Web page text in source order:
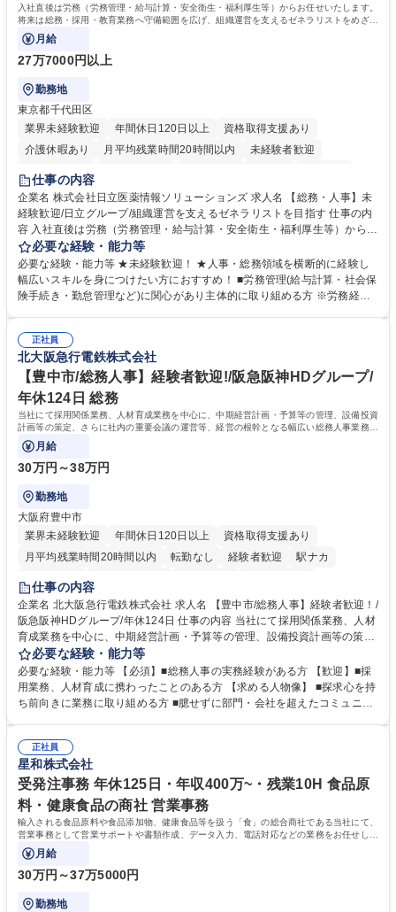
入社直後は労務（労務管理・給与計算・安全衛生・福利厚生等）からお任せいたします。
将来は総務・採用・教育業務へ守備範囲を広げ、組織運営を支えるゼネラリストをめざせ
ます。
月給
27万7000円以上
勤務地
東京都千代田区
業界未経験歓迎
年間休日120日以上
資格取得支援あり
介護休暇あり
月平均残業時間20時間以内
未経験者歓迎
住宅手当あり
育休あり
完全週休2日制 交通費支給 土日祝休み 寮・社宅あり
仕事の内容
企業名 株式会社日立医薬情報ソリューションズ 求人名 【総務・人事】未
経験歓迎/日立グループ/組織運営を支えるゼネラリストを目指す 仕事の内
容 入社直後は労務（労務管理・給与計算・安全衛生・福利厚生等）からお
任せいたします。将来は総務・採用・教育業務へ守備範囲を広げ、組織運
営を支えるゼネラリストをめざせます。 ・初期業務：労働時間管理、給与
計算、社会保険対応、福利厚生管理、安全衛生、健康経営推進等をお任せ
します。ご経験に応じて、休職者管理など、幅広く経験を積んでいただき
幅広く経験を積みたい意欲がある方に最適な環境です。 募集職種 【総
務・人事】未経験歓迎/日立グループ/組織運営を支えるゼネラリストを目
指す
必要な経験・能力等
必要な経験・能力等 ★未経験歓迎！ ★人事・総務領域を横断的に経験し
幅広いスキルを身につけたい方におすすめ！ ■労務管理(給与計算・社会保
険手続き・勤怠管理など)に関心があり主体的に取り組める方 ※労務経験
のご経験 ■労務管理（給与計算・社会保険手続き・勤怠管理など）の経験
■衛生管理者の資格をお持ちの方 学歴・資格 学歴：大学院 大学 高専 短大
専修学校 高校 語学力： 資格：
正社員
北大阪急行電鉄株式会社
【豊中市/総務人事】経験者歓迎!/阪急阪神HDグループ/
年休124日 総務
当社にて採用関係業務、人材育成業務を中心に、中期経営計画・予算等の管理、設備投資
計画等の策定、さらに社内の重要会議の運営等、経営の根幹となる幅広い総務人事業務全
般を担当していただきます。
月給
30万円～38万円
勤務地
大阪府豊中市
業界未経験歓迎
年間休日120日以上
資格取得支援あり
月平均残業時間20時間以内
転勤なし 経験者歓迎
駅ナカ
退職金あり
土日祝休み
服装自由 昼食補助あり 食事補助あり
仕事の内容
企業名 北大阪急行電鉄株式会社 求人名 【豊中市/総務人事】経験者歓迎！/
阪急阪神HDグループ/年休124日 仕事の内容 当社にて採用関係業務、人材
育成業務を中心に、中期経営計画・予算等の管理、設備投資計画等の策
定、さらに社内の重要会議の運営等、経営の根幹となる幅広い総務人事業
務全般を担当していただきます。 【主な業務内容】 ■採用関係業務および
人材育成(社員研修)業務の推進 ■中期経営計画および予算等の管理 ■設備
投資計画等の策定 ■社内の重要会議の運営 ■その他総務人事業務全般 【入
務人事】経験者歓迎！/阪急阪神HDグループ/年休124日
必要な経験・能力等
必要な経験・能力等 【必須】■総務人事の実務経験がある方 【歓迎】■採
用業務、人材育成に携わったことのある方 【求める人物像】 ■探求心を持
ち前向きに業務に取り組める方 ■臆せずに部門・会社を超えたコミュニケ
囲のメンバーと協調しつつ主体性を持って能動的に業務を推進できる方 学
歴・資格 学歴：大学院 大学 高専 短大 専修学校 高校 語学力： 資格：
正社員
星和株式会社
受発注事務 年休125日・年収400万~・残業10H 食品原
料・健康食品の商社 営業事務
輸入される食品原料や食品添加物、健康食品等を扱う「食」の総合商社である当社にて、
営業事務として営業サポートや書類作成、データ入力、電話対応などの業務をお任せしま
す。
月給
30万円～37万5000円
勤務地